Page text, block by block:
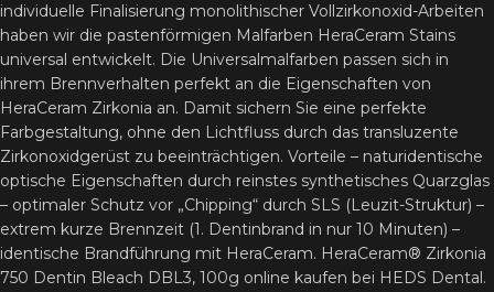
individuelle Finalisierung monolithischer Vollzirkonoxid-Arbeiten
haben wir die pastenförmigen Malfarben HeraCeram Stains
universal entwickelt. Die Universalmalfarben passen sich in
ihrem Brennverhalten perfekt an die Eigenschaften von
HeraCeram Zirkonia an. Damit sichern Sie eine perfekte
Farbgestaltung, ohne den Lichtfluss durch das transluzente
Zirkonoxidgerüst zu beeinträchtigen. Vorteile – naturidentische
optische Eigenschaften durch reinstes synthetisches Quarzglas
– optimaler Schutz vor „Chipping“ durch SLS (Leuzit-Struktur) –
extrem kurze Brennzeit (1. Dentinbrand in nur 10 Minuten) –
identische Brandführung mit HeraCeram. HeraCeram® Zirkonia
750 Dentin Bleach DBL3, 100g online kaufen bei HEDS Dental.